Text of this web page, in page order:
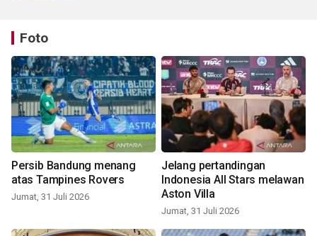
Foto
Persib Bandung menang
atas Tampines Rovers
Jumat, 31 Juli 2026
Jelang pertandingan
Indonesia All Stars melawan
Aston Villa
Jumat, 31 Juli 2026